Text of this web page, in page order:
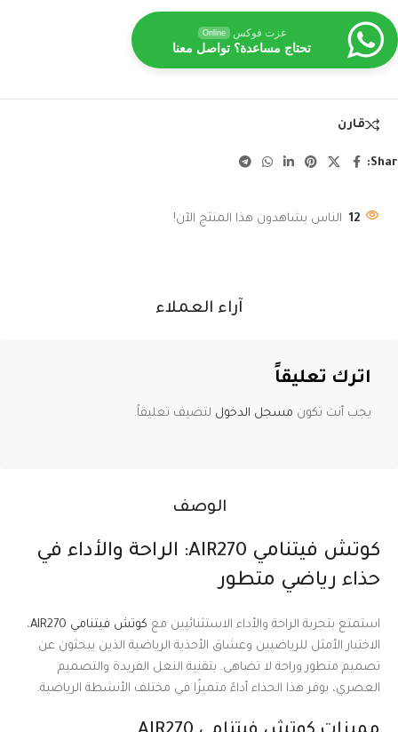
عزت فوكس Online
تحتاج مساعدة؟ تواصل معنا
قارن
12 الناس يشاهدون هذا المنتج الآن!
الوصف
كوتش فيتنامي AIR270: الراحة والأداء في
حذاء رياضي متطور
استمتع بتجربة الراحة والأداء الاستثنائيين مع كوتش فيتنامي AIR270
،
الاختيار الأمثل للرياضيين وعشاق الأحذية الرياضية الذين يبحثون عن
تصميم متطور وراحة لا تضاهى. بتقنية النعل الفريدة والتصميم
العصري، يوفر هذا الحذاء أداءً متميزًا في مختلف الأنشطة الرياضية.
آراء العملاء
اترك تعليقاً
يجب أنت تكون مسجل الدخول لتضيف تعليقاً.